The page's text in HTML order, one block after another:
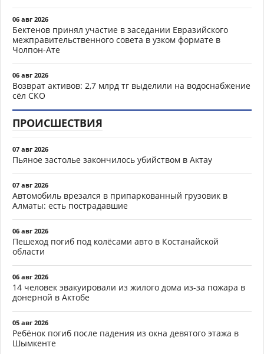
06 авг 2026
Бектенов принял участие в заседании Евразийского
межправительственного совета в узком формате в
Чолпон-Ате
06 авг 2026
Возврат активов: 2,7 млрд тг выделили на водоснабжение
сёл СКО
ПРОИСШЕСТВИЯ
07 авг 2026
Пьяное застолье закончилось убийством в Актау
07 авг 2026
Автомобиль врезался в припаркованный грузовик в
Алматы: есть пострадавшие
06 авг 2026
Пешеход погиб под колёсами авто в Костанайской
области
06 авг 2026
14 человек эвакуировали из жилого дома из-за пожара в
донерной в Актобе
05 авг 2026
Ребёнок погиб после падения из окна девятого этажа в
Шымкенте